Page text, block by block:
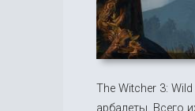
The Witcher 3:
арбалеты. Всего